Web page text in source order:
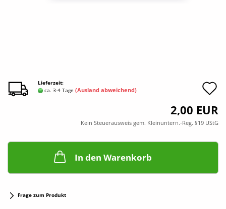
Lieferzeit:
ca. 3-4 Tage (Ausland abweichend)
2,00 EUR
Kein Steuerausweis gem. Kleinuntern.-Reg. §19 UStG
In den Warenkorb
Frage zum Produkt